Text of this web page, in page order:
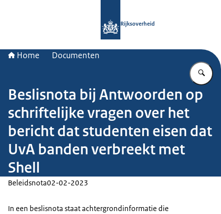
Rijksoverheid
Home Documenten
Beslisnota bij Antwoorden op
schriftelijke vragen over het
bericht dat studenten eisen dat
UvA banden verbreekt met
Shell
Beleidsnota02-02-2023
In een beslisnota staat achtergrondinformatie die